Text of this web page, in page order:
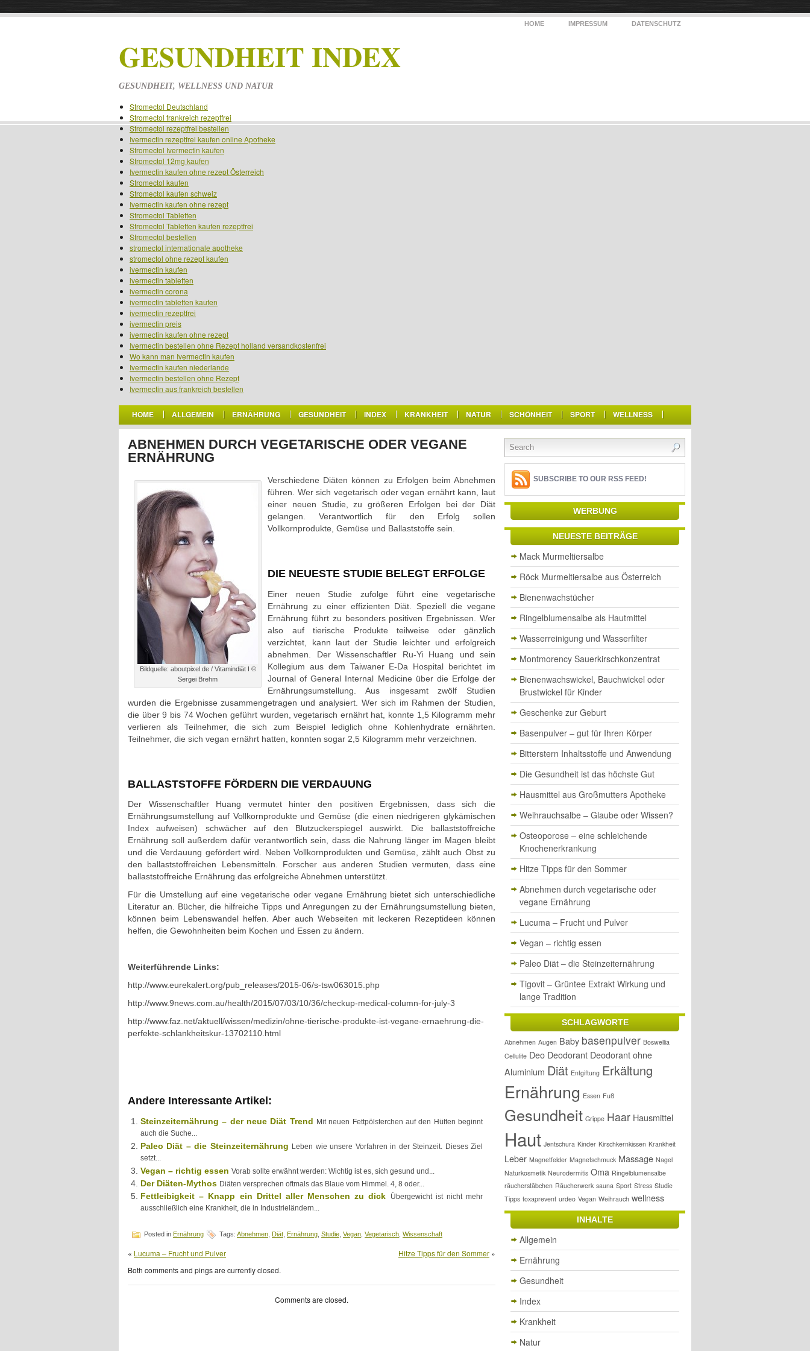
HOME IMPRESSUM DATENSCHUTZ
GESUNDHEIT INDEX
GESUNDHEIT, WELLNESS UND NATUR
Stromectol Deutschland
Stromectol frankreich rezeptfrei
Stromectol rezeptfrei bestellen
Ivermectin rezeptfrei kaufen online Apotheke
Stromectol Ivermectin kaufen
Stromectol 12mg kaufen
Ivermectin kaufen ohne rezept Österreich
Stromectol kaufen
Stromectol kaufen schweiz
Ivermectin kaufen ohne rezept
Stromectol Tabletten
Stromectol Tabletten kaufen rezeptfrei
Stromectol bestellen
stromectol internationale apotheke
stromectol ohne rezept kaufen
ivermectin kaufen
ivermectin tabletten
ivermectin corona
ivermectin tabletten kaufen
ivermectin rezeptfrei
ivermectin preis
ivermectin kaufen ohne rezept
Ivermectin bestellen ohne Rezept holland versandkostenfrei
Wo kann man Ivermectin kaufen
Ivermectin kaufen niederlande
Ivermectin bestellen ohne Rezept
Ivermectin aus frankreich bestellen
HOME ALLGEMEIN ERNÄHRUNG GESUNDHEIT INDEX KRANKHEIT NATUR SCHÖNHEIT SPORT WELLNESS
ABNEHMEN DURCH VEGETARISCHE ODER VEGANE
ERNÄHRUNG
Bildquelle: aboutpixel.de / Vitamindiät I ©
Sergei Brehm
Verschiedene Diäten können zu Erfolgen beim Abnehmen
führen. Wer sich vegetarisch oder vegan ernährt kann, laut
einer neuen Studie, zu größeren Erfolgen bei der Diät
gelangen. Verantwortlich für den Erfolg sollen
Vollkornprodukte, Gemüse und Ballaststoffe sein.
DIE NEUESTE STUDIE BELEGT ERFOLGE
Einer neuen Studie zufolge führt eine vegetarische
Ernährung zu einer effizienten Diät. Speziell die vegane
Ernährung führt zu besonders positiven Ergebnissen. Wer
also auf tierische Produkte teilweise oder gänzlich
verzichtet, kann laut der Studie leichter und erfolgreich
abnehmen. Der Wissenschaftler Ru-Yi Huang und sein
Kollegium aus dem Taiwaner E-Da Hospital berichtet im
Journal of General Internal Medicine über die Erfolge der
Ernährungsumstellung. Aus insgesamt zwölf Studien
wurden die Ergebnisse zusammengetragen und analysiert. Wer sich im Rahmen der Studien,
die über 9 bis 74 Wochen geführt wurden, vegetarisch ernährt hat, konnte 1,5 Kilogramm mehr
verlieren als Teilnehmer, die sich zum Beispiel lediglich ohne Kohlenhydrate ernährten.
Teilnehmer, die sich vegan ernährt hatten, konnten sogar 2,5 Kilogramm mehr verzeichnen.
BALLASTSTOFFE FÖRDERN DIE VERDAUUNG
Der Wissenschaftler Huang vermutet hinter den positiven Ergebnissen, dass sich die
Ernährungsumstellung auf Vollkornprodukte und Gemüse (die einen niedrigeren glykämischen
Index aufweisen) schwächer auf den Blutzuckerspiegel auswirkt. Die ballaststoffreiche
Ernährung soll außerdem dafür verantwortlich sein, dass die Nahrung länger im Magen bleibt
und die Verdauung gefördert wird. Neben Vollkornprodukten und Gemüse, zählt auch Obst zu
den ballaststoffreichen Lebensmitteln. Forscher aus anderen Studien vermuten, dass eine
ballaststoffreiche Ernährung das erfolgreiche Abnehmen unterstützt.
Für die Umstellung auf eine vegetarische oder vegane Ernährung bietet sich unterschiedliche
Literatur an. Bücher, die hilfreiche Tipps und Anregungen zu der Ernährungsumstellung bieten,
können beim Lebenswandel helfen. Aber auch Webseiten mit leckeren Rezeptideen können
helfen, die Gewohnheiten beim Kochen und Essen zu ändern.
Weiterführende Links:
http://www.eurekalert.org/pub_releases/2015-06/s-tsw063015.php
http://www.9news.com.au/health/2015/07/03/10/36/checkup-medical-column-for-july-3
http://www.faz.net/aktuell/wissen/medizin/ohne-tierische-produkte-ist-vegane-ernaehrung-die-
perfekte-schlankheitskur-13702110.html
Andere Interessante Artikel:
Steinzeiternährung – der neue Diät Trend Mit neuen Fettpölsterchen auf den Hüften beginnt
auch die Suche...
Paleo Diät – die Steinzeiternährung Leben wie unsere Vorfahren in der Steinzeit. Dieses Ziel
setzt...
Vegan – richtig essen Vorab sollte erwähnt werden: Wichtig ist es, sich gesund und...
Der Diäten-Mythos Diäten versprechen oftmals das Blaue vom Himmel. 4, 8 oder...
Fettleibigkeit – Knapp ein Drittel aller Menschen zu dick Übergewicht ist nicht mehr
ausschließlich eine Krankheit, die in Industrieländern...
Posted in Ernährung Tags: Abnehmen Diät Ernährung Studie Vegan Vegetarisch Wissenschaft
« Lucuma – Frucht und Pulver Hitze Tipps für den Sommer »
Both comments and pings are currently closed.
Comments are closed.
SUBSCRIBE TO OUR RSS FEED!
WERBUNG
NEUESTE BEITRÄGE
Mack Murmeltiersalbe
Röck Murmeltiersalbe aus Österreich
Bienenwachstücher
Ringelblumensalbe als Hautmittel
Wasserreinigung und Wasserfilter
Montmorency Sauerkirschkonzentrat
Bienenwachswickel, Bauchwickel oder
Brustwickel für Kinder
Geschenke zur Geburt
Basenpulver – gut für Ihren Körper
Bitterstern Inhaltsstoffe und Anwendung
Die Gesundheit ist das höchste Gut
Hausmittel aus Großmutters Apotheke
Weihrauchsalbe – Glaube oder Wissen?
Osteoporose – eine schleichende
Knochenerkrankung
Hitze Tipps für den Sommer
Abnehmen durch vegetarische oder
vegane Ernährung
Lucuma – Frucht und Pulver
Vegan – richtig essen
Paleo Diät – die Steinzeiternährung
Tigovit – Grüntee Extrakt Wirkung und
lange Tradition
SCHLAGWORTE
Abnehmen Augen Baby basenpulver Boswellia
Cellulite Deo Deodorant Deodorant ohne
Aluminium Diät Entgiftung Erkältung
Ernährung Essen Fuß
Gesundheit Grippe Haar Hausmittel
Haut Jentschura Kinder Kirschkernkissen Krankheit
Leber Magnetfelder Magnetschmuck Massage Nagel
Naturkosmetik Neurodermitis Oma Ringelblumensalbe
räucherstäbchen Räucherwerk sauna Sport Stress Studie
Tipps toxaprevent urdeo Vegan Weihrauch wellness
INHALTE
Allgemein
Ernährung
Gesundheit
Index
Krankheit
Natur